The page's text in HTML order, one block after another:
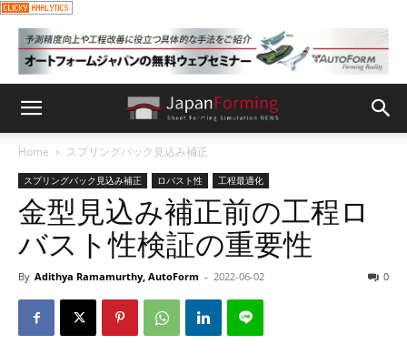
Home スプリングバック見込み補正
スプリングバック見込み補正 ロバスト性 工程最適化
金型見込み補正前の工程ロ
バスト性検証の重要性
By Adithya Ramamurthy, AutoForm - 2022-06-02 0